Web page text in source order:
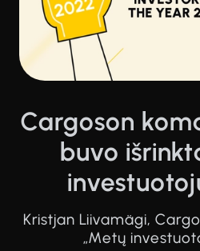
Cargoson
buvo
Kristjan Liivamägi,
„Metų